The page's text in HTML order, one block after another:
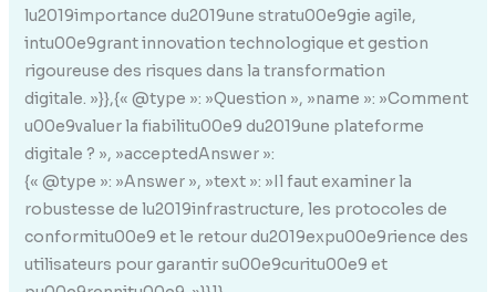
lu2019importance du2019une stratu00e9gie agile,
intu00e9grant innovation technologique et gestion
rigoureuse des risques dans la transformation
digitale. »}},{« @type »: »Question », »name »: »Comment
u00e9valuer la fiabilitu00e9 du2019une plateforme
digitale ? », »acceptedAnswer »:
{« @type »: »Answer », »text »: »Il faut examiner la
robustesse de lu2019infrastructure, les protocoles de
conformitu00e9 et le retour du2019expu00e9rience des
utilisateurs pour garantir su00e9curitu00e9 et